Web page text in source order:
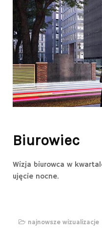
Biurowiec
Wizja biurowca w
ujęcie nocne.
najnowsze wizualizacje